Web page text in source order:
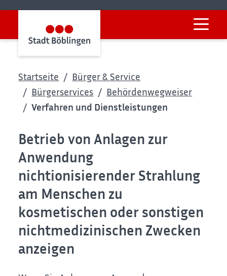
Startseite
Bürger & Service
Bürgerservices
Behördenwegweiser
Verfahren und Dienstleistungen
Betrieb von Anlagen zur
Anwendung
nichtionisierender Strahlung
am Menschen zu
kosmetischen oder sonstigen
nichtmedizinischen Zwecken
anzeigen